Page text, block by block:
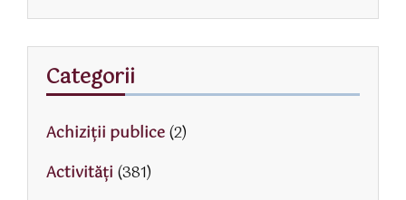
Categorii
Achiziții publice(2)
Activităţi (381)